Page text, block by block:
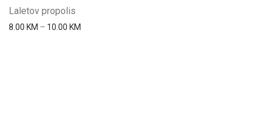
Laletov propolis
8.00 KM – 10.00 KM